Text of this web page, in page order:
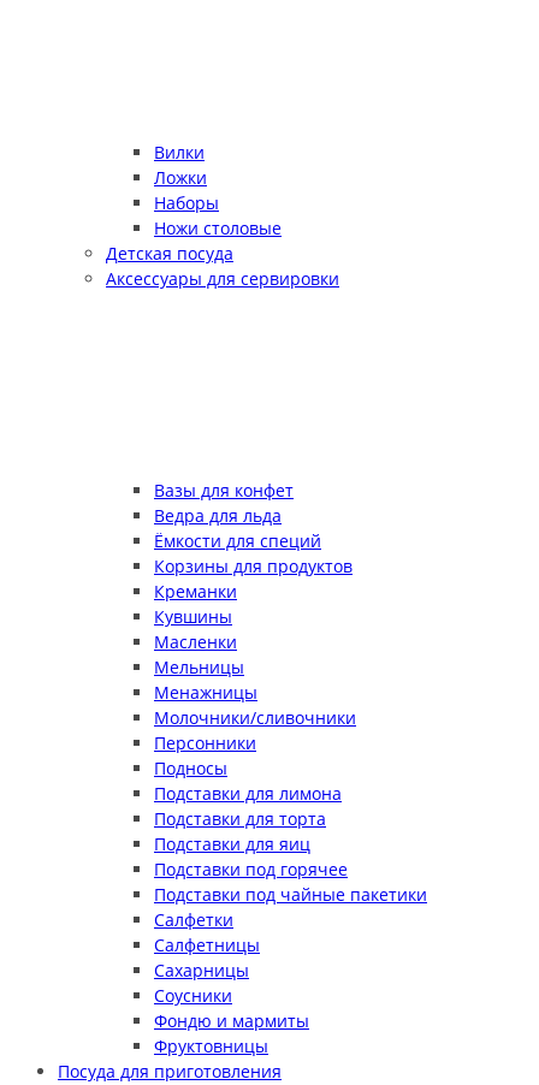
Вилки
Ложки
Наборы
Ножи столовые
Детская посуда
Аксессуары для сервировки
Вазы для конфет
Ведра для льда
Ёмкости для специй
Корзины для продуктов
Креманки
Кувшины
Масленки
Мельницы
Менажницы
Молочники/сливочники
Персонники
Подносы
Подставки для лимона
Подставки для торта
Подставки для яиц
Подставки под горячее
Подставки под чайные пакетики
Салфетки
Салфетницы
Сахарницы
Соусники
Фондю и мармиты
Фруктовницы
Посуда для приготовления